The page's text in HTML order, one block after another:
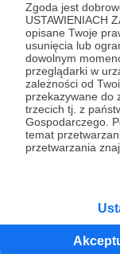
Zgoda jest
USTAWIENIACH
opisane Twoje
usunięcia lub
dowolnym
przeglądarki w
zależności od
przekazywane do
trzecich tj. z
Gospodarczego.
temat
przetwarzania
Patroni: 0
500 zł
Po
dokąd
nowe ficzery,